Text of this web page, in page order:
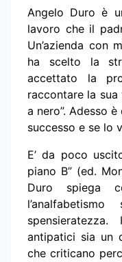
Angelo Duro è
lavoro che il
Un’azienda con
ha scelto la
accettato la
raccontare la
a nero”. Adesso
successo e se lo
E’ da poco
piano B” (ed.
Duro spiega
antipatici sia un
che criticano